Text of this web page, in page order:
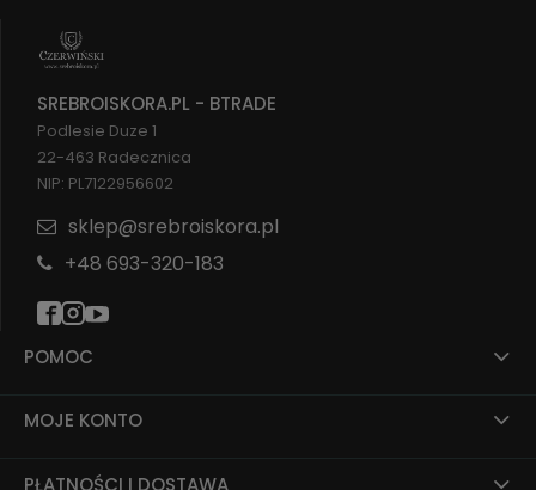
POMOC
MOJE KONTO
PŁATNOŚCI I DOSTAWA
SREBROISKORA.PL - BTRADE
Podlesie Duze 1
22-463 Radecznica
NIP: PL7122956602
sklep@srebroiskora.pl
+48 693-320-183